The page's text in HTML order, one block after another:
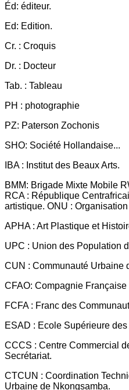
Éd: éditeur.
Ed: Edition.
Cr. : Croquis
Dr. : Docteur
Tab. : Tableau
PH : photographie
PZ: Paterson Zochonis
SHO: Société Hollandaise...
IBA : Institut des Beaux Arts.
BMM: Brigade Mixte Mobile
RCA : République
artistique. ONU :
APHA : Art Plastique et
UPC : Union des Population
CUN : Communauté Urbaine
CFAO: Compagnie
FCFA : Franc des
ESAD : Ecole Supérieure
CCCS : Centre Commercial
Secrétariat.
CTCUN : Coordination
Urbaine de Nkongsamba.